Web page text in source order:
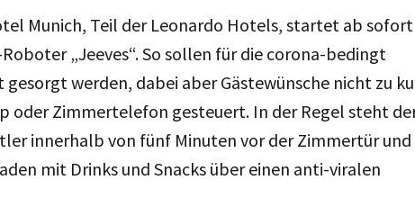
Munich, Teil der Leonardo Hotels, startet ab sofort
„Jeeves“. So sollen für die corona-bedingt
werden, dabei aber Gästewünsche nicht zu
oder Zimmertelefon gesteuert. In der Regel steht
innerhalb von fünf Minuten vor der Zimmertür und
mit Drinks und Snacks über einen anti-viralen